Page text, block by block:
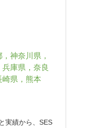
神奈川県，
庫県，奈良
県，熊本
実績から、SES